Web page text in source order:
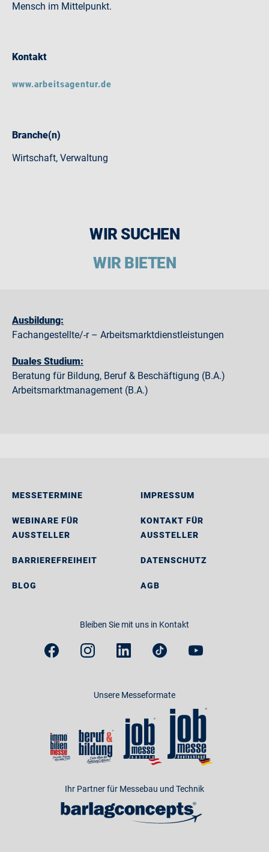
Mensch im Mittelpunkt.
Kontakt
www.arbeitsagentur.de
Branche(n)
Wirtschaft, Verwaltung
WIR SUCHEN
WIR BIETEN
Ausbildung:
Fachangestellte/-r – Arbeitsmarktdienstleistungen
Duales Studium:
Beratung für Bildung, Beruf & Beschäftigung (B.A.)
Arbeitsmarktmanagement (B.A.)
MESSETERMINE
WEBINARE FÜR
AUSSTELLER
BARRIEREFREIHEIT
BLOG
IMPRESSUM
KONTAKT FÜR
AUSSTELLER
DATENSCHUTZ
AGB
Bleiben Sie mit uns in Kontakt
Unsere Messeformate
Ihr Partner für Messebau und Technik